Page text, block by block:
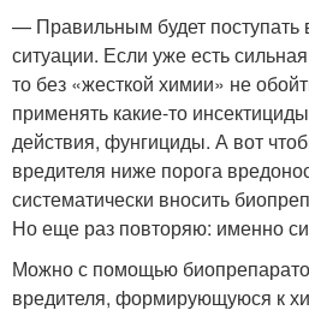
— Правильным будет поступать
ситуации. Если уже есть
то без «жесткой химии» не
применять какие-то
действия, фунгициды. А вот
вредителя ниже порога
систематически вносить
Но еще раз повторяю: именно
Можно с помощью
вредителя, формирующуюся к